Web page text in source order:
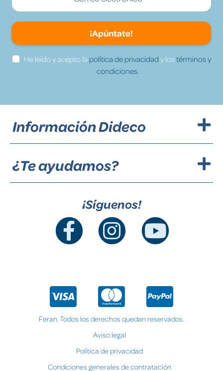
¡Apúntate!
He leído y acepto la política de privacidad y lostérminos y
condiciones.
Información Dideco
¿Te ayudamos?
¡Síguenos!
Feran. Todos los derechos quedan reservados.
Aviso legal
Política de privacidad
Condiciones generales de contratación